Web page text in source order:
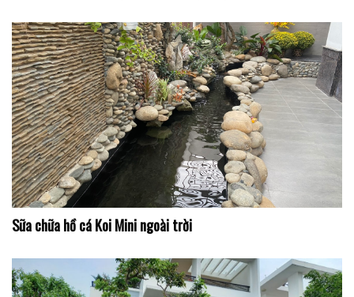
Sữa chữa hồ cá Koi Mini ngoài trời